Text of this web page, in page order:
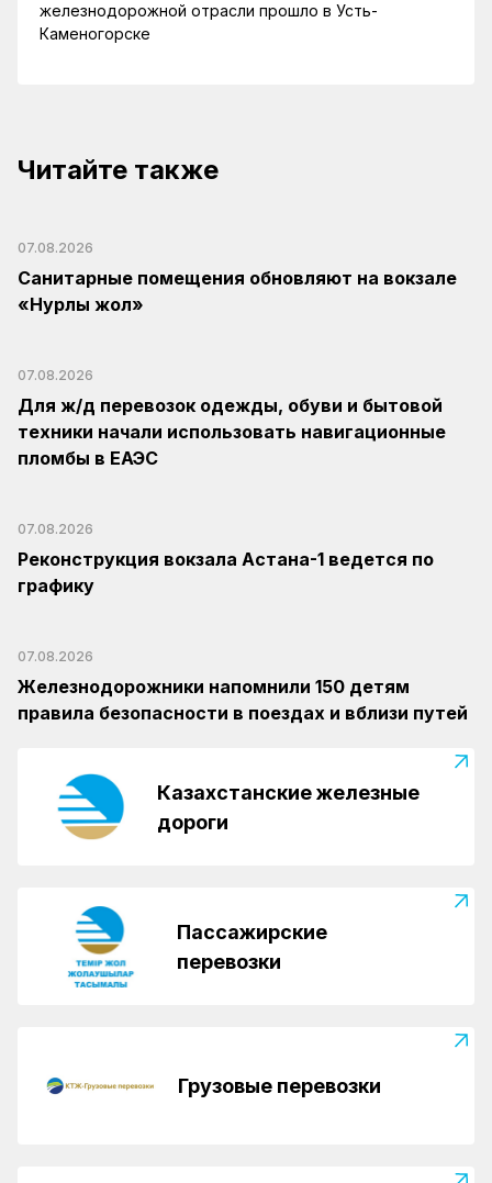
железнодорожной отрасли прошло в Усть-
Каменогорске
Читайте также
07.08.2026
Санитарные помещения обновляют на вокзале
«Нурлы жол»
07.08.2026
Для ж/д перевозок одежды, обуви и бытовой
техники начали использовать навигационные
пломбы в ЕАЭС
07.08.2026
Реконструкция вокзала Астана-1 ведется по
графику
07.08.2026
Железнодорожники напомнили 150 детям
правила безопасности в поездах и вблизи путей
Казахстанские железные
дороги
Пассажирские
перевозки
Грузовые перевозки